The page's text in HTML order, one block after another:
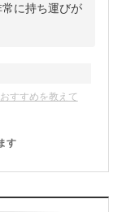
に持ち運びが
すすめを教えて
す